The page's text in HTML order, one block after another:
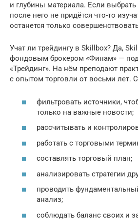
и глубины материала. Если
после него не придётся что-то
останется только
Учат ли трейдингу в Skillbox? Да,
фондовым брокером «Финам» —
«Трейдинг». На нём преподают
с опытом торговли от восьми лет.
фильтровать источники,
только на важные новости;
рассчитывать и
работать с торговыми
составлять торговый план;
анализировать стратегии
проводить
анализ;
соблюдать баланс своих и